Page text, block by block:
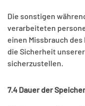
Die sonstigen
verarbeiteten
einen Missbrauch
die Sicherheit
sicherzustellen.
7.4 Dauer der